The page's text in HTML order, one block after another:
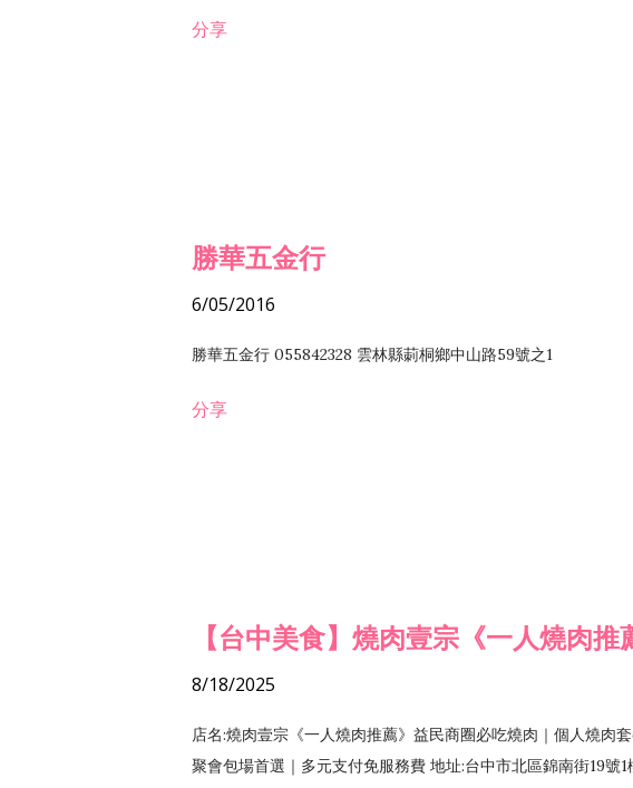
分享
勝華五金行
6/05/2016
勝華五金行 055842328 雲林縣莿桐鄉中山路59號之1
分享
【台中美食】燒肉壹宗《一人燒肉
8/18/2025
店名:燒肉壹宗《一人燒肉推薦》益民商圈必吃燒肉｜個人燒肉
聚會包場首選｜多元支付免服務費 地址:台中市北區錦南街19號1